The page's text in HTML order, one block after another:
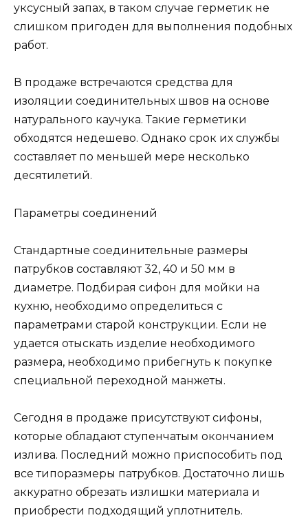
уксусный запах, в таком случае герметик не
слишком пригоден для выполнения подобных
работ.
В продаже встречаются средства для
изоляции соединительных швов на основе
натурального каучука. Такие герметики
обходятся недешево. Однако срок их службы
составляет по меньшей мере несколько
десятилетий.
Параметры соединений
Стандартные соединительные размеры
патрубков составляют 32, 40 и 50 мм в
диаметре. Подбирая сифон для мойки на
кухню, необходимо определиться с
параметрами старой конструкции. Если не
удается отыскать изделие необходимого
размера, необходимо прибегнуть к покупке
специальной переходной манжеты.
Сегодня в продаже присутствуют сифоны,
которые обладают ступенчатым окончанием
излива. Последний можно приспособить под
все типоразмеры патрубков. Достаточно лишь
аккуратно обрезать излишки материала и
приобрести подходящий уплотнитель.